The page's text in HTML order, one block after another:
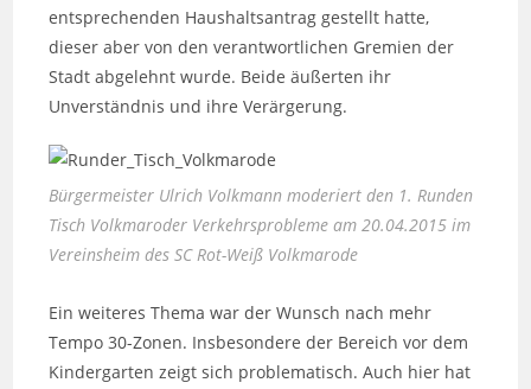
entsprechenden Haushaltsantrag gestellt hatte,
dieser aber von den verantwortlichen Gremien der
Stadt abgelehnt wurde. Beide äußerten ihr
Unverständnis und ihre Verärgerung.
Bürgermeister Ulrich Volkmann moderiert den 1. Runden
Tisch Volkmaroder Verkehrsprobleme am 20.04.2015 im
Vereinsheim des SC Rot-Weiß Volkmarode
Ein weiteres Thema war der Wunsch nach mehr
Tempo 30-Zonen. Insbesondere der Bereich vor dem
Kindergarten zeigt sich problematisch. Auch hier hat